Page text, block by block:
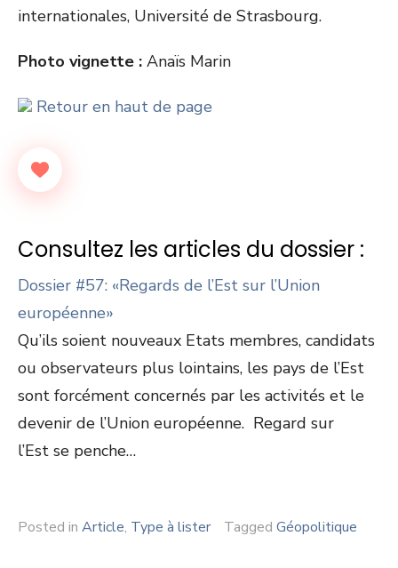
internationales, Université de Strasbourg.
Photo vignette : Anaïs Marin
Retour en haut de page
Consultez les articles du dossier :
Dossier #57: «Regards de l’Est sur l’Union
européenne»
Qu’ils soient nouveaux Etats membres, candidats
ou observateurs plus lointains, les pays de l’Est
sont forcément concernés par les activités et le
devenir de l’Union européenne. Regard sur
l’Est se penche…
Posted in Article, Type à lister Tagged Géopolitique